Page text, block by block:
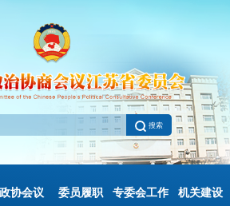
搜索
政协会议 委员履职 专委会工作 机关建设